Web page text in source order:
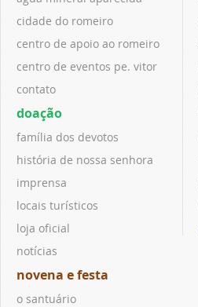
cidade do romeiro
centro de apoio ao romeiro
centro de eventos pe. vitor
contato
doação
família dos devotos
história de nossa senhora
imprensa
locais turísticos
loja oficial
notícias
novena e festa
o santuário